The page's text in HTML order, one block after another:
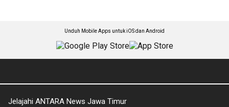
Unduh Mobile Apps untuk iOS dan Android
Jelajahi ANTARA News Jawa Timur